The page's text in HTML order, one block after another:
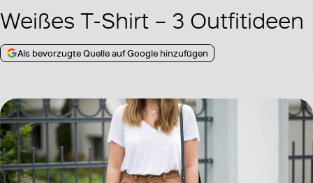
Weißes T-Shirt – 3 Outfitideen
Als bevorzugte Quelle auf Google hinzufügen